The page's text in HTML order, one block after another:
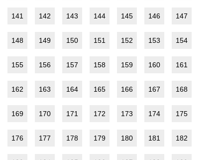
141 142 143 144 145 146 147
148 149 150 151 152 153 154
155 156 157 158 159 160 161
162 163 164 165 166 167 168
169 170 171 172 173 174 175
176 177 178 179 180 181 182